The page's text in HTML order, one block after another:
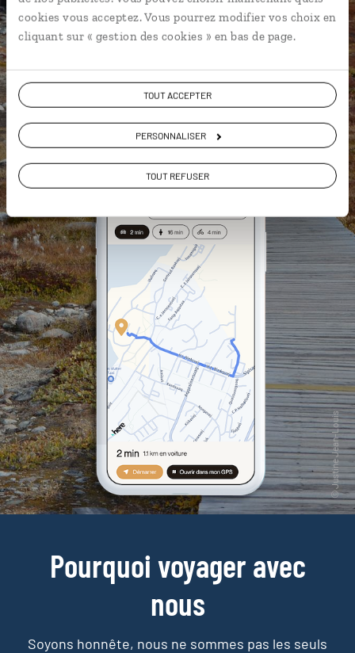
cookies vous acceptez. Vous pourrez modifier vos choix en
cliquant sur « gestion des cookies » en bas de page.
TOUT ACCEPTER
PERSONNALISER
TOUT REFUSER
L'album souvenirs à composer
vous-même
DÉCOUVRIR LUCIOLE
Pourquoi voyager avec
nous
Soyons honnête, nous ne sommes pas les seuls